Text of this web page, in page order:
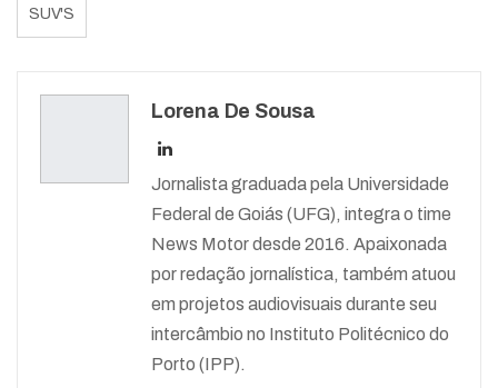
SUV'S
Lorena De Sousa
Jornalista graduada pela Universidade
Federal de Goiás (UFG), integra o time
News Motor desde 2016. Apaixonada
por redação jornalística, também atuou
em projetos audiovisuais durante seu
intercâmbio no Instituto Politécnico do
Porto (IPP).